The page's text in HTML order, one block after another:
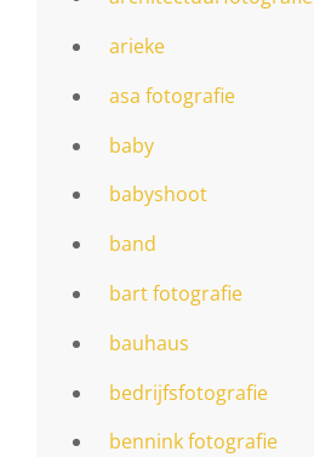
arieke
asa fotografie
baby
babyshoot
band
bart fotografie
bauhaus
bedrijfsfotografie
bennink fotografie